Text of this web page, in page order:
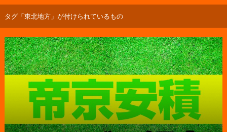
タグ「東北地方」が付けられているもの